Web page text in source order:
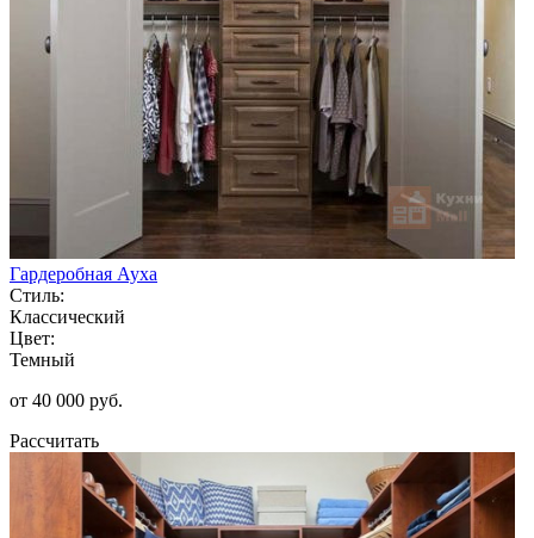
Гардеробная Ауха
Стиль:
Классический
Цвет:
Темный
от 40 000 руб.
Рассчитать